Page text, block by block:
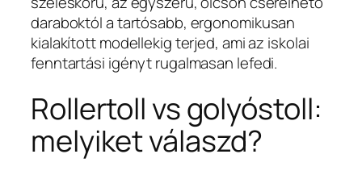
daraboktól a tartósabb, ergonomikusan
kialakított modellekig terjed, ami az iskolai
fenntartási igényt rugalmasan lefedi.
Rollertoll vs golyóstoll:
melyiket válaszd?